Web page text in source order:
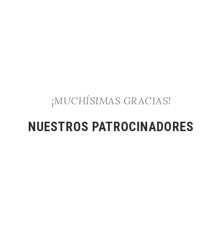
¡MUCHÍSIMAS GRACIAS!
NUESTROS PATROCINADORES